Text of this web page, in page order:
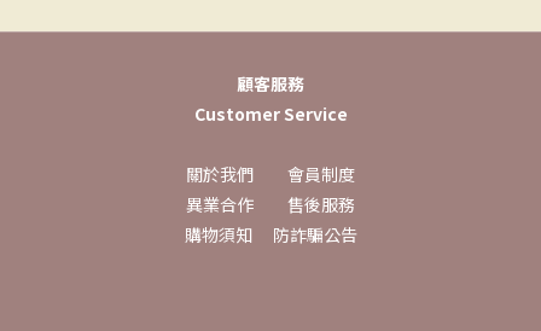
顧客服務
Customer Service
關於我們
會員制度
異業合作
售後服務
購物須知
防詐騙公告